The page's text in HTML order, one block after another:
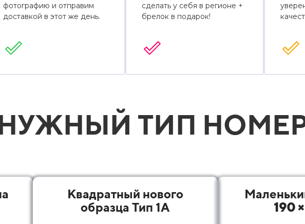
фотографию и отправим
доставкой в этот же день.
сделать у себя в регионе +
брелок в подарок!
ТИП
Квадратный нового
образца Тип 1А
190